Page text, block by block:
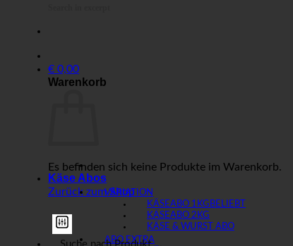
€ 0,00
Warenkorb
Es befinden sich keine Produkte im Warenkorb.
Zurück zum Shop
Käse Abos
VARIATION
KÄSEABO 1KG
KÄSEABO 2KG
KÄSE & WURST ABO
ABO EXTRA